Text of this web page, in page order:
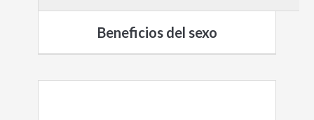
Beneficios del sexo